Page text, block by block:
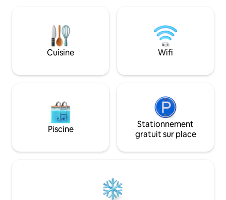
(avec climatisation, télévision). Chaque
chambre dispose également d'une salle
de bain privée avec douche à l'italienne.
Accès facile à la ville à pied, à vélo, en
(pour un séjour
Internet et câble. Protection externe
par
personnes
Cuisine Wifi
Piscine
Stationnement
gratuit sur place